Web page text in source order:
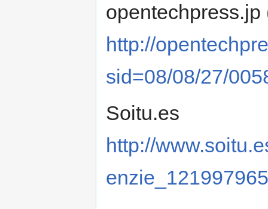
opentechpress.jp
http://
sid=08/08/27/
Soitu.es
http://